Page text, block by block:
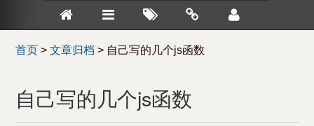
首页 >文章归档 > 自己写的几个js函数
自己写的几个js函数